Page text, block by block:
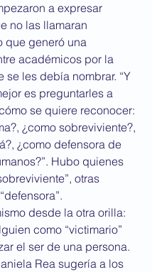
a expresar
no las llamaran
que generó una
académicos por la
se les debía nombrar. “Y
es preguntarles a
se quiere reconocer:
¿como sobreviviente?,
¿como defensora de
Hubo quienes
otras
desde la otra orilla:
como “victimario”
el ser de una persona.
Rea sugería a los